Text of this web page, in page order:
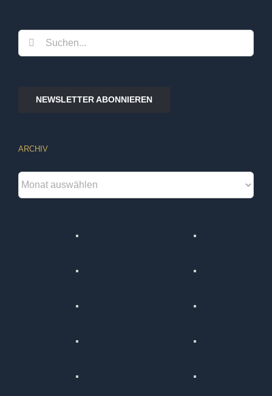
Suche
nach:
NEWSLETTER ABONNIEREN
ARCHIV
Archiv